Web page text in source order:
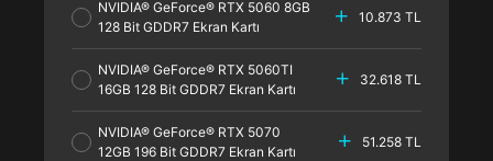
NVIDIA® GeForce® RTX 5060 8GB
128 Bit GDDR7 Ekran Kartı
10.873 TL
NVIDIA® GeForce® RTX 5060TI
16GB 128 Bit GDDR7 Ekran Kartı
32.618 TL
NVIDIA® GeForce® RTX 5070
12GB 196 Bit GDDR7 Ekran Kartı
51.258 TL